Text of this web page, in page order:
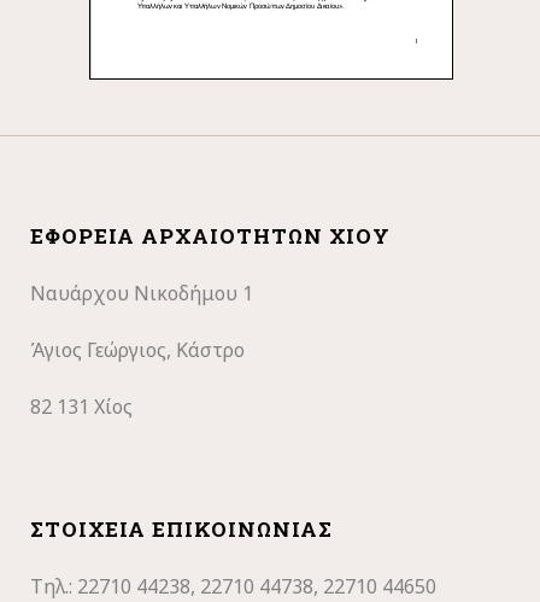
ΕΦΟΡΕΊΑ ΑΡΧΑΙΟΤΉΤΩΝ ΧΊΟΥ
Ναυάρχου Νικοδήμου 1
Άγιος Γεώργιος, Κάστρο
82 131 Χίος
ΣΤΟΙΧΕΊΑ ΕΠΙΚΟΙΝΩΝΊΑΣ
Τηλ.: 22710 44238, 22710 44738, 22710 44650